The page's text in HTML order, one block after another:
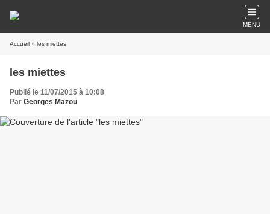
MENU
Accueil » les miettes
les miettes
Publié le 11/07/2015 à 10:08
Par Georges Mazou